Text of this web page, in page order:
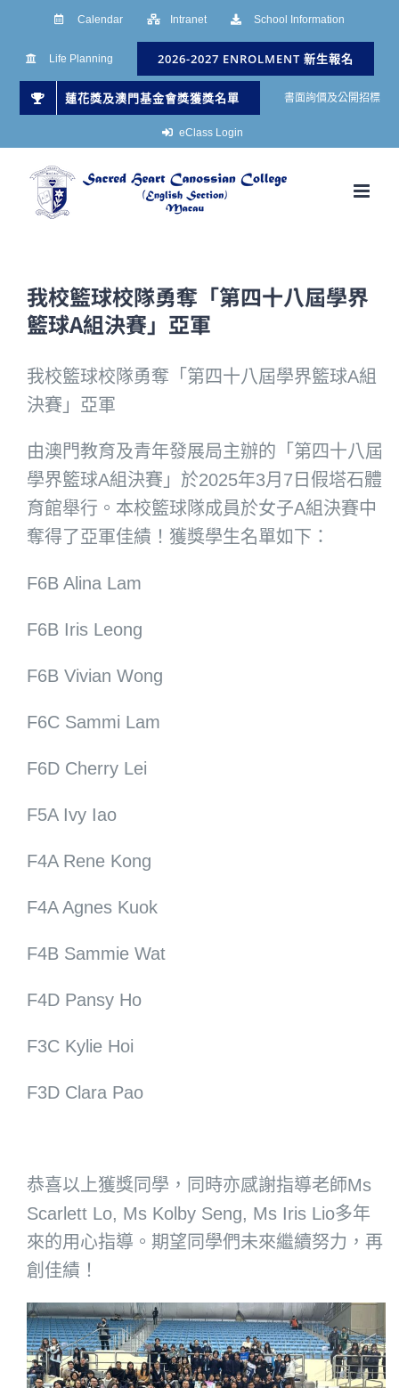
Calendar Intranet School Information
Life Planning 2026-2027 ENROLMENT 新生報名
蓮花獎及澳門基金會獎獲獎名單 書面詢價及公開招標
eClass Login
我校籃球校隊勇奪「第四十八屆學界
籃球A組決賽」亞軍
我校籃球校隊勇奪「第四十八屆學界籃球A組
決賽」亞軍
由澳門教育及青年發展局主辦的「第四十八屆
學界籃球A組決賽」於2025年3月7日假塔石體
育館舉行。本校籃球隊成員於女子A組決賽中
奪得了亞軍佳績！獲獎學生名單如下：
F6B Alina Lam
F6B Iris Leong
F6B Vivian Wong
F6C Sammi Lam
F6D Cherry Lei
F5A Ivy Iao
F4A Rene Kong
F4A Agnes Kuok
F4B Sammie Wat
F4D Pansy Ho
F3C Kylie Hoi
F3D Clara Pao
恭喜以上獲獎同學，同時亦感謝指導老師Ms
Scarlett Lo, Ms Kolby Seng, Ms Iris Lio多年
來的用心指導。期望同學們未來繼續努力，再
創佳績！